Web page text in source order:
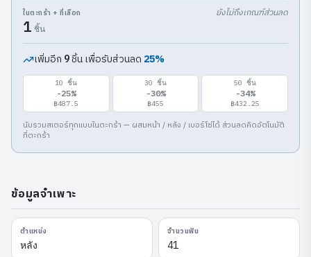
ในตะกร้า + ที่เลือก
1 ชิ้น
ยังไม่ถึงเกณฑ์ส่วนลด
เพิ่มอีก 9ชิ้น เพื่อรับส่วนลด 25%
10 ชิ้น
-25%
฿487.5
30 ชิ้น
-30%
฿455
50 ชิ้น
-34%
฿432.25
นับรวมสเตอร์ทุกแบบในตะกร้า — ผสมหน้า / หลัง / เบอร์โซ่ได้ ส่วนลดคิดอัตโนมัติ
ที่ตะกร้า
ข้อมูลจำเพาะ
ตำแหน่ง
หลัง
จำนวนฟัน
41